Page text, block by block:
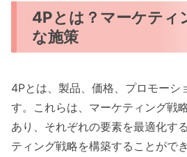
4Pとは？マーケティ
な施策
4Pとは、製品、価格、プロモーシ
す。これらは、マーケティング戦
あり、それぞれの要素を最適化す
ティング戦略を構築することがで